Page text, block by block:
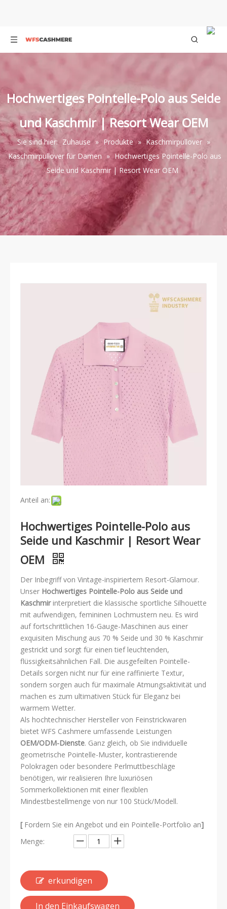
Hochwertiges Pointelle-Polo aus Seide
und Kaschmir | Resort Wear OEM
Sie sind hier: Zuhause » Produkte » Kaschmirpullover »
Kaschmirpullover für Damen » Hochwertiges Pointelle-Polo aus
Seide und Kaschmir | Resort Wear OEM
Anteil an:
Hochwertiges Pointelle-Polo aus
Seide und Kaschmir | Resort Wear
OEM
Der Inbegriff von Vintage-inspiriertem Resort-Glamour.
Unser Hochwertiges Pointelle-Polo aus Seide und
Kaschmirinterpretiert die klassische sportliche Silhouette
mit aufwendigen, femininen Lochmustern neu. Es wird
auf fortschrittlichen 16-Gauge-Maschinen aus einer
exquisiten Mischung aus 70 % Seide und 30 % Kaschmir
gestrickt und sorgt für einen tief leuchtenden,
flüssigkeitsähnlichen Fall. Die ausgefeilten Pointelle-
Details sorgen nicht nur für eine raffinierte Textur,
sondern sorgen auch für maximale Atmungsaktivität und
machen es zum ultimativen Stück für Eleganz bei
warmem Wetter.
Als hochtechnischer Hersteller von Feinstrickwaren
bietet WFS Cashmere umfassende Leistungen
OEM/ODM-Dienste. Ganz gleich, ob Sie individuelle
geometrische Pointelle-Muster, kontrastierende
Polokragen oder besondere Perlmuttbeschläge
benötigen, wir realisieren Ihre luxuriösen
Sommerkollektionen mit einer flexiblen
Mindestbestellmenge von nur 100 Stück/Modell.
[ Fordern Sie ein Angebot und ein Pointelle-Portfolio an]
Menge:
erkundigen
In den Einkaufswagen